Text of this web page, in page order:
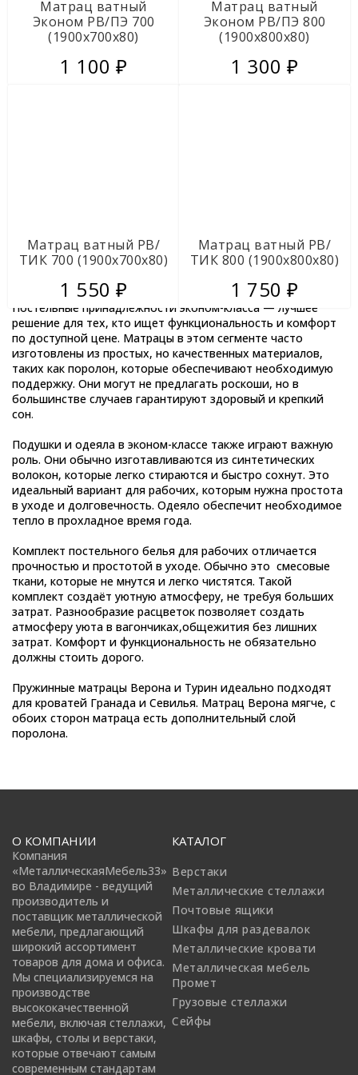
Кровати для общежитий
Металлические кровати для рабочих
Аксессуары для металлических кроватей
Кухонное оборудование из
нержавеющей стали
Садово-парковая мебель
Матрац ватный
Эконом РВ/ПЭ 700
(1900х700х80)
1 100 ₽
Матрац ватный
Эконом РВ/ПЭ 800
(1900х800х80)
1 300 ₽
Матрац ватный РВ/
ТИК 700 (1900х700х80)
1 550 ₽
Матрац ватный РВ/
ТИК 800 (1900х800х80)
1 750 ₽
Постельные принадлежности эконом-класса — лучшее
решение для тех, кто ищет функциональность и комфорт
по доступной цене. Матрацы в этом сегменте часто
изготовлены из простых, но качественных материалов,
таких как поролон, которые обеспечивают необходимую
поддержку. Они могут не предлагать роскоши, но в
большинстве случаев гарантируют здоровый и крепкий
сон.
Подушки и одеяла в эконом-классе также играют важную
роль. Они обычно изготавливаются из синтетических
волокон, которые легко стираются и быстро сохнут. Это
идеальный вариант для рабочих, которым нужна простота
в уходе и долговечность. Одеяло обеспечит необходимое
тепло в прохладное время года.
Комплект постельного белья для рабочих отличается
прочностью и простотой в уходе. Обычно это смесовые
ткани, которые не мнутся и легко чистятся. Такой
комплект создаёт уютную атмосферу, не требуя больших
затрат. Разнообразие расцветок позволяет создать
атмосферу уюта в вагончиках,общежития без лишних
затрат. Комфорт и функциональность не обязательно
должны стоить дорого.
Пружинные матрацы Верона и Турин идеально подходят
для кроватей Гранада и Севилья. Матрац Верона мягче, с
обоих сторон матраца есть дополнительный слой
поролона.
О КОМПАНИИ
Компания
«МеталлическаяМебель33»
во Владимире - ведущий
производитель и
поставщик металлической
мебели, предлагающий
широкий ассортимент
товаров для дома и офиса.
Мы специализируемся на
производстве
высококачественной
мебели, включая стеллажи,
шкафы, столы и верстаки,
которые отвечают самым
современным стандартам
КАТАЛОГ
Верстаки
Металлические стеллажи
Почтовые ящики
Шкафы для раздевалок
Металлические кровати
Металлическая мебель
Промет
Грузовые стеллажи
Сейфы